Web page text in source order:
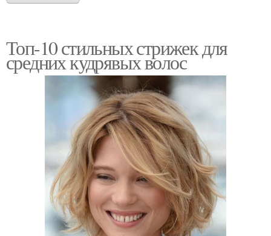
Топ-10 стильных стрижек для
средних кудрявых волос